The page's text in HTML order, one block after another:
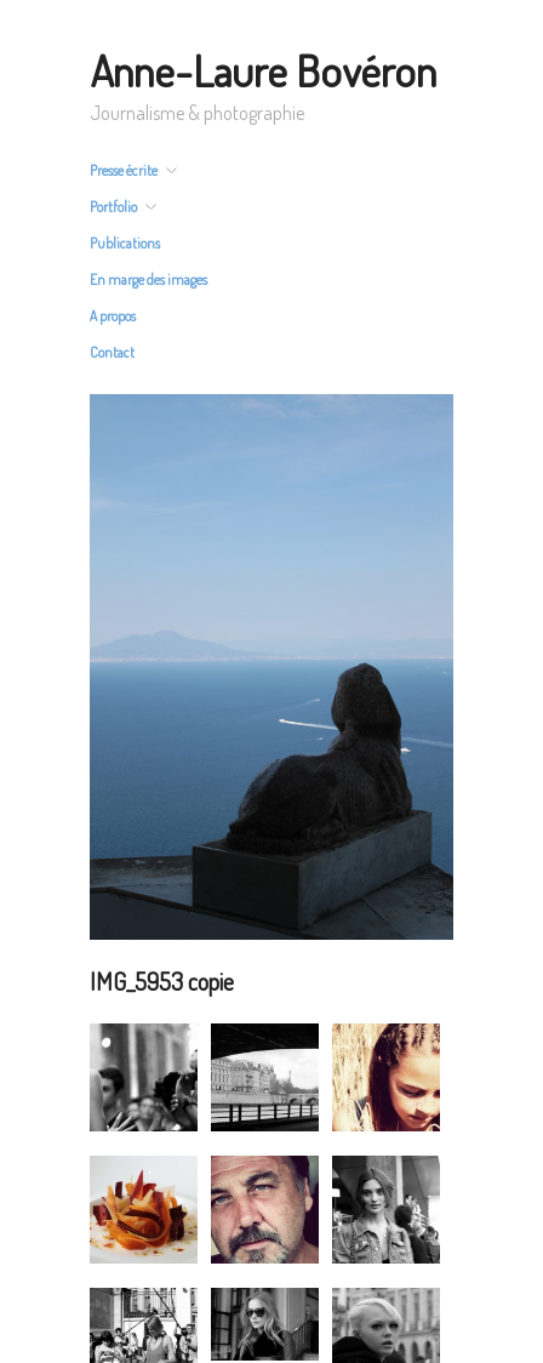
Anne-Laure Bovéron
Journalisme & photographie
Presse écrite
Portfolio
Publications
En marge des images
A propos
Contact
IMG_5953 copie